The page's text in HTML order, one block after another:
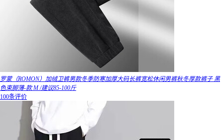
罗蒙（ROMON）加绒卫裤男款冬季防寒加厚大码长裤宽松休闲男裤秋冬厚款裤子 黑
色束脚薄-款 M /建议85-100斤
100条评价